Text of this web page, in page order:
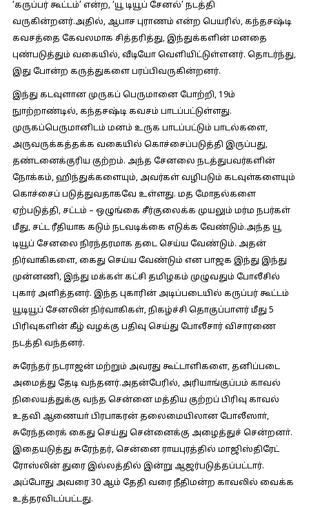
‘கருப்பர் கூட்டம்’ என்ற, ‘யூ டியூப் சேனல்’ நடத்தி
வருகின்றனர்.அதில், ஆபாச புராணம் என்ற பெயரில், கந்தசஷ்டி
கவசத்தை கேவலமாக சித்தரித்து, இந்துக்களின் மனதை
புண்படுத்தும் வகையில், வீடியோ வெளியிட்டுள்ளனர். தொடர்ந்து,
இது போன்ற கருத்துகளை பரப்பிவருகின்றனர்.
இந்து கடவுளான முருகப் பெருமானை போற்றி, 19ம்
நுாற்றாண்டில், கந்தசஷ்டி கவசம் பாடப்பட்டுள்ளது.
முருகப்பெருமானிடம் மனம் உருக பாடப்பட்டும் பாடல்களை,
அருவருக்கத்தக்க வகையில் கொச்சைப்படுத்தி இருப்பது,
தண்டனைக்குரிய குற்றம். அந்த சேனலை நடத்துபவர்களின்
நோக்கம், ஹிந்துக்களையும், அவர்கள் வழிபடும் கடவுள்களையும்
கொச்சைப் படுத்துவதாகவே உள்ளது. மத மோதல்களை
ஏற்படுத்தி, சட்டம் – ஒழுங்கை சீர்குலைக்க முயலும் மர்ம நபர்கள்
மீது, சட்ட ரீதியாக கடும் நடவடிக்கை எடுக்க வேண்டும்.அந்த யூ
டியூப் சேனலை நிரந்தரமாக தடை செய்ய வேண்டும். அதன்
நிர்வாகிகளை, கைது செய்ய வேண்டும் என பாஜக இந்து இந்து
முன்னணி, இந்து மக்கள் கட்சி தமிழகம் முழுவதும் போலீசில்
புகார் அளித்தனர். இந்த புகாரின் அடிப்படையில் கருப்பர் கூட்டம்
யூடியூப் சேனலின் நிர்வாகிகள், நிகழ்ச்சி தொகுப்பாளர் மீது 5
பிரிவுகளின் கீழ் வழக்கு பதிவு செய்து போலீசார் விசாரணை
நடத்தி வந்தனர்.
சுரேந்தர் நடராஜன் மற்றும் அவரது கூட்டாளிகளை, தனிப்படை
அமைத்து தேடி வந்தனர்.அதன்பேரில், அரியாங்குப்பம் காவல்
நிலையத்துக்கு வந்த சென்னை மத்திய குற்றப் பிரிவு காவல்
உதவி ஆணையா் பிரபாகரன் தலைமையிலான போலீஸாா்,
சுரேந்தரைக் கைது செய்து சென்னைக்கு அழைத்துச் சென்றனா்.
இதையடுத்து சுரேந்தர், சென்னை ராயபுரத்தில் மாஜிஸ்திரேட்
ரோஸ்லின் துரை இல்லத்தில் இன்று ஆஜர்படுத்தப்பட்டார்.
அப்போது அவரை 30 ஆம் தேதி வரை நீதிமன்ற காவலில் வைக்க
உத்தரவிடப்பட்டது.